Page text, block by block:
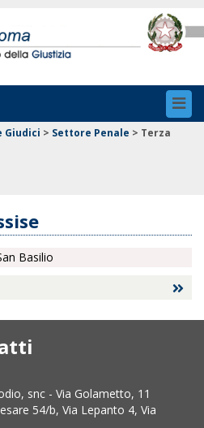
Giudici > Settore Penale > Terza
Basilio
snc - Via Golametto, 11
54/b, Via Lepanto 4, Via